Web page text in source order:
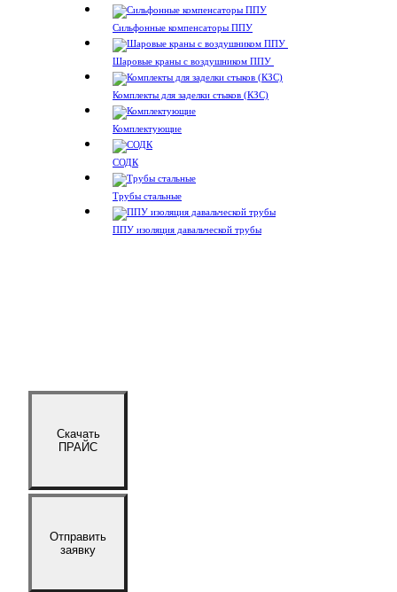
Сильфонные компенсаторы ППУ
Шаровые краны с воздушником ППУ
Комплекты для заделки стыков (КЗС)
Комплектующие
СОДК
Трубы стальные
ППУ изоляция давальческой трубы
Скачать
ПРАЙС
Отправить
заявку